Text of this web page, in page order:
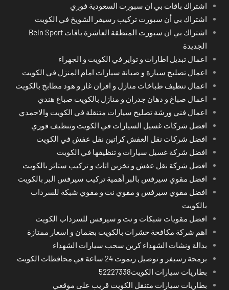
اشتراك باقات بي ان سبورت السعودية فوري
اشتراك بي أن سبورت تركيب رسيفر الشويخ في الكويت
اشتراك بي ان سبورت المنطقة العاشرة باقات Bein Sport
الجديدة
اعمال تبديل اطارات و تواير في الكويت و الجهراء
اعمال تصليح سيارة و صيانة سيارات امام المنزل في الكويت
اعمال تنظيف طباخات منازل و افران غاز و هود مطابخ بالكويت
اعمال صباغ و دهان جدران و منازل بالكويت صباغ هندي
اعمال فني ورشة تصليح سيارات متنقلة في الكويت والاحمدي
افضل شركات غسيل السيارات في الكويت وتنظيف فوري
افضل شركات نقل العفش كراتين نقل عفش في الكويت
افضل شركة غسيل سيارات و تنظيفها في الكويت
افضل شركة نقل عفش و تخزين اثاث و تركيب ستائر بالكويت
افضل مقوي سيرفس بالبر أهمية تركيب سيرفس البر بالكويت
افضل مقوي سيرفس و مقوي نت و مقوي شبكة للسرداب
بالكويت
افضل مقويات شبكات و نت و سيرفس للسرداب الكويت
اهم شركة مكافحة حشرات بالكويت بضمان و اسعار ممتازة
بدالة ونشات الشهداء كرين سحب سيارات الشهداء
برمجة رسيفر و توصيل ريموت 24 ساعة في محافظات الكويت
بطاريات سيارات الكويت52227338
بطاريات سيارات متنقل الكويت قريب على موقعي